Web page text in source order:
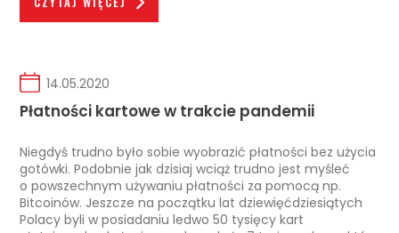
14.05.2020
Płatności kartowe w trakcie pandemii
Niegdyś trudno było sobie wyobrazić płatności bez użycia
gotówki. Podobnie jak dzisiaj wciąż trudno jest myśleć
o powszechnym używaniu płatności za pomocą np.
Bitcoinów. Jeszcze na początku lat dziewięćdziesiątych
Polacy byli w posiadaniu ledwo 50 tysięcy kart